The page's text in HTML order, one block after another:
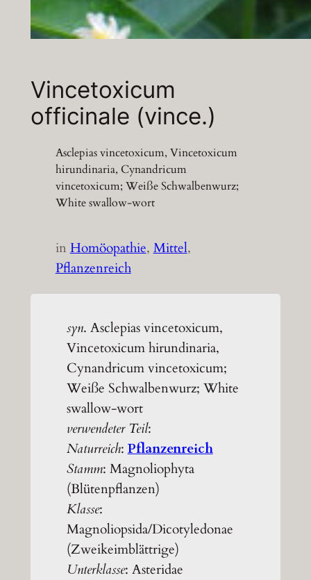
Vincetoxicum
officinale (vince.)
Asclepias vincetoxicum, Vincetoxicum
hirundinaria, Cynandricum
vincetoxicum; Weiße Schwalbenwurz;
White swallow-wort
inHomöopathie, Mittel
Pflanzenreich
syn. Asclepias vincetoxicum,
Vincetoxicum hirundinaria,
Cynandricum vincetoxicum;
Weiße Schwalbenwurz; White
swallow-wort
verwendeter Teil:
Naturreich: Pflanzenreich
Stamm: Magnoliophyta
(Blütenpflanzen)
Klasse:
Magnoliopsida/Dicotyledonae
(Zweikeimblättrige)
Unterklasse: Asteridae